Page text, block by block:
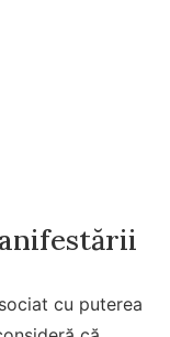
cu puterea